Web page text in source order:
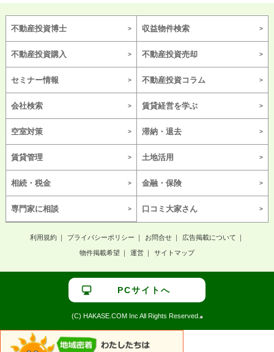
不動産投資博士 収益物件検索
不動産投資購入 不動産投資売却
セミナー情報 不動産投資コラム
会社検索 賃貸経営を学ぶ
空室対策 滞納・退去
賃貸管理 土地活用
相続・税金 金融・保険
専門家に相談 口コミ大家さん
利用規約 プライバシーポリシー お問合せ 広告掲載について
物件掲載希望 運営 サイトマップ
PCサイトへ
(C) HAKASE.COM Inc All Rights Reserved.